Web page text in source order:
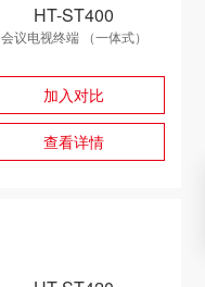
HT-ST400
会议电视终端 （一体式）
加入对比
查看详情